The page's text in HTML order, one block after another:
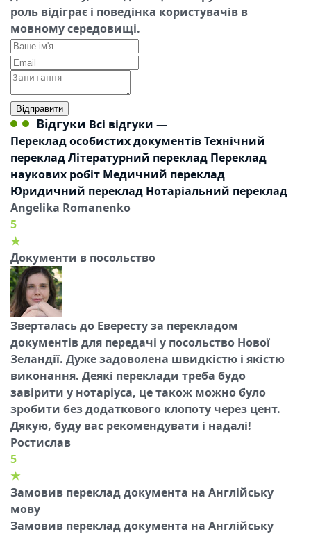
роль відіграє і поведінка користувачів в
мовному середовищі.
Відправити
Відгуки Всі відгуки —
Переклад особистих документівТехнічний
перекладЛітературний переклад Переклад
наукових робіт Медичний переклад
Юридичний переклад Нотаріальний переклад
Angelika Romanenko
5
★
Документи в посольство
Зверталась до Евересту за перекладом
документів для передачі у посольство Нової
Зеландії. Дуже задоволена швидкістю і якістю
виконання. Деякі переклади треба будо
завірити у нотаріуса, це також можно було
зробити без додаткового клопоту через цент.
Дякую, буду вас рекомендувати і надалі!
Ростислав
5
★
Замовив переклад документа на Англійську
мову
Замовив переклад документа на Англійську